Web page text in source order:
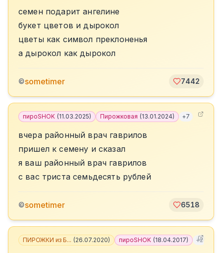
семен подарит ангелине
букет цветов и дырокол
цветы как символ преклоненья
а дырокол как дырокол
©sometimer 7442
пироSHOK (11.03.2025) Пирожковая (13.01.2024) +7
вчера районный врач гаврилов
пришел к семену и сказал
я ваш районный врач гаврилов
с вас триста семьдесять рублей
©sometimer 6518
ПИРОЖКИ из Б... (26.07.2020) пироSHOK (18.04.2017) +2